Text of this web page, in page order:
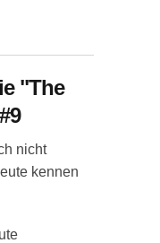
"The
nicht
kennen